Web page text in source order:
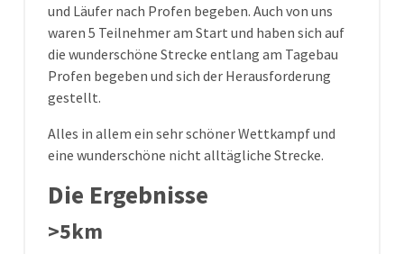
und Läufer nach Profen begeben. Auch von uns
waren 5 Teilnehmer am Start und haben sich auf
die wunderschöne Strecke entlang am Tagebau
Profen begeben und sich der Herausforderung
gestellt.
Alles in allem ein sehr schöner Wettkampf und
eine wunderschöne nicht alltägliche Strecke.
Die Ergebnisse
>5km